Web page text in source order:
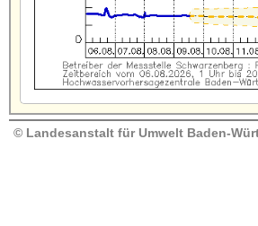
© Landesanstalt für Umwelt Baden-